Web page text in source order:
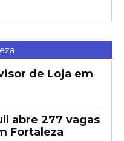
de Loja em
abre 277 vagas
Fortaleza